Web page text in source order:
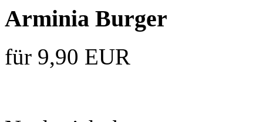
Arminia Burger
für 9,90 EUR